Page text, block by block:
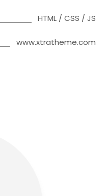
HTML / CSS / JS
www.xtratheme.com